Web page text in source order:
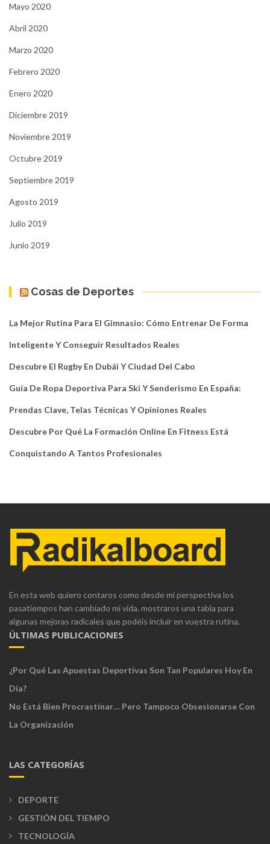
Mayo 2020
Abril 2020
Marzo 2020
Febrero 2020
Enero 2020
Diciembre 2019
Noviembre 2019
Octubre 2019
Septiembre 2019
Agosto 2019
Julio 2019
Junio 2019
Cosas de Deportes
La Mejor Rutina Para El Gimnasio: Cómo Entrenar De Forma
Inteligente Y Conseguir Resultados Reales
Descubre El Rugby En Dubái Y Ciudad Del Cabo
Guía De Ropa Deportiva Para Ski Y Senderismo En España:
Prendas Clave, Telas Técnicas Y Opiniones Reales
Descubre Por Qué La Formación Online En Fitness Está
Conquistando A Tantos Profesionales
En esta web quiero contaros como desde mi perspectiva los
pasatiempos han cambiado mi vida, mostraros una tabla para
algunas mejoras radicales que podéis incluir en vuestra rutina.
ÚLTIMAS PUBLICACIONES
¿Por Qué Las Apuestas Deportivas Son Tan Populares Hoy En
Día?
No Está Bien Procrastinar… Pero Tampoco Obsesionarse Con
La Organización
LAS CATEGORÍAS
DEPORTE
GESTIÓN DEL TIEMPO
TECNOLOGÍA